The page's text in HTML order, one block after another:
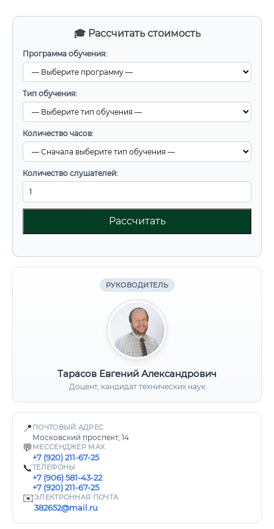
🎓 Рассчитать стоимость
Программа обучения:
Тип обучения:
Количество часов:
Количество слушателей:
Рассчитать
РУКОВОДИТЕЛЬ
Тарасов Евгений Александрович
Доцент, кандидат технических наук
📍 ПОЧТОВЫЙ АДРЕС
Московский проспект, 14
💬 МЕССЕНДЖЕР MAX
+7 (920) 211-67-25
📞ТЕЛЕФОНЫ
+7 (906) 581-43-22
+7 (920) 211-67-25
✉️ЭЛЕКТРОННАЯ ПОЧТА
382652@mail.ru